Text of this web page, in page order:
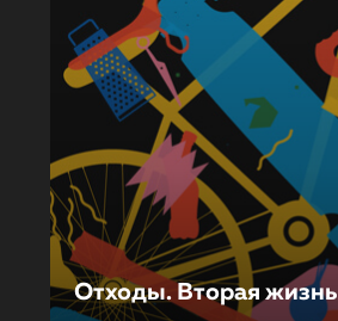
Отходы. Вторая жизнь